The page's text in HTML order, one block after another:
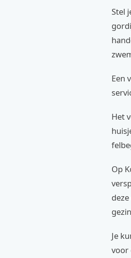
Stel
Een
Het
Op
Je
voor